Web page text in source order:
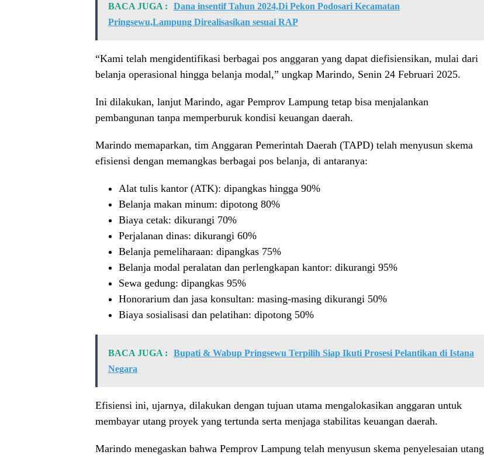
BACA JUGA :
Dana insentif Tahun 2024,Di Pekon Podosari Kecamatan
Pringsewu,Lampung Direalisasikan sesuai RAP
“Kami telah mengidentifikasi berbagai pos anggaran yang dapat diefisiensikan, mulai dari
belanja operasional hingga belanja modal,” ungkap Marindo, Senin 24 Februari 2025.
Ini dilakukan, lanjut Marindo, agar Pemprov Lampung tetap bisa menjalankan
pembangunan tanpa memperburuk kondisi keuangan daerah.
Marindo memaparkan, tim Anggaran Pemerintah Daerah (TAPD) telah menyusun skema
efisiensi dengan memangkas berbagai pos belanja, di antaranya:
Alat tulis kantor (ATK): dipangkas hingga 90%
Belanja makan minum: dipotong 80%
Biaya cetak: dikurangi 70%
Perjalanan dinas: dikurangi 60%
Belanja pemeliharaan: dipangkas 75%
Belanja modal peralatan dan perlengkapan kantor: dikurangi 95%
Sewa gedung: dipangkas 95%
Honorarium dan jasa konsultan: masing-masing dikurangi 50%
Biaya sosialisasi dan pelatihan: dipotong 50%
BACA JUGA :
Bupati & Wabup Pringsewu Terpilih Siap Ikuti Prosesi Pelantikan di Istana
Negara
Efisiensi ini, ujarnya, dilakukan dengan tujuan utama mengalokasikan anggaran untuk
membayar utang proyek yang tertunda serta menjaga stabilitas keuangan daerah.
Marindo menegaskan bahwa Pemprov Lampung telah menyusun skema penyelesaian utang